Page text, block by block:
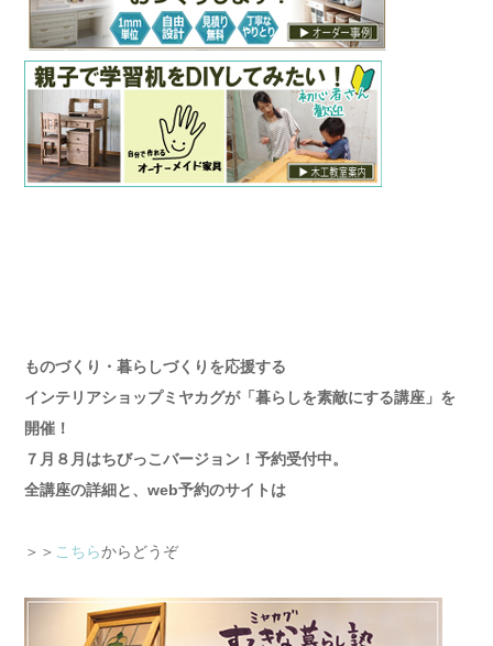
ものづくり・暮らしづくりを応援する
インテリアショップミヤカグが「暮らしを素敵にする講座」を
開催！
７月８月はちびっこバージョン！予約受付中。
全講座の詳細と、web予約のサイトは
＞＞ こちらからどうぞ